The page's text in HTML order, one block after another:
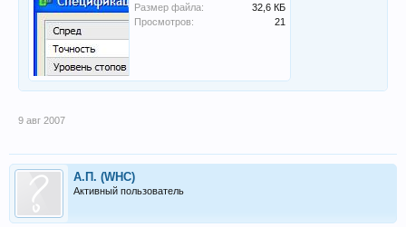
Размер файла:
32,6 КБ
Просмотров:
21
9 авг 2007
А.П. (WHC)
Активный пользователь